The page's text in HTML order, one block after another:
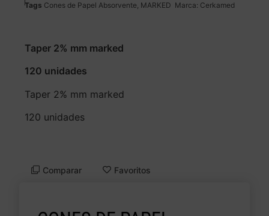
Tags Cones de Papel Absorvente, MARKED Marca: Cerkamed
Taper 2% mm marked
120 unidades
Taper 2% mm marked
120 unidades
Comparar Favoritos